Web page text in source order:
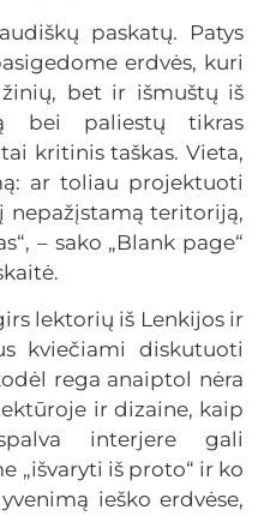
paskatų. Patys
erdvės, kuri
bet ir išmuštų iš
bei paliestų tikras
tai kritinis taškas. Vieta,
ar toliau projektuoti
nepažįstamą teritoriją,
– sako „Blank page“
lektorių iš Lenkijos ir
kviečiami diskutuoti
rega anaiptol nėra
ir dizaine, kaip
interjere gali
„išvaryti iš proto“ ir ko
ieško erdvėse,